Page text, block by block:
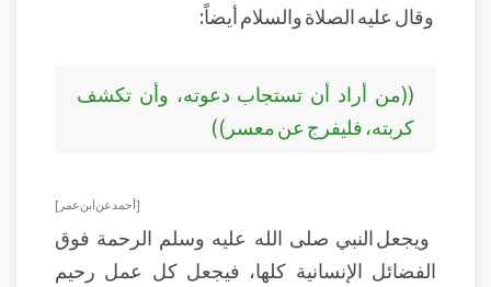
وقال عليه الصلاة والسلام أيضاً:
((من أراد أن تستجاب دعوته، وأن تكشف
كربته، فليفرج عن معسر))
[ أحمد عن ابن عمر]
ويجعل النبي صلى الله عليه وسلم الرحمة فوق
الفضائل الإنسانية كلها، فيجعل كل عمل رحيم